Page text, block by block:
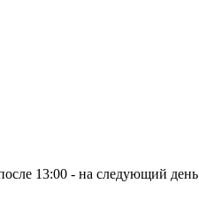
13:00 - на следующий день